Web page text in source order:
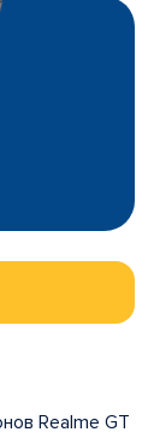
Realme GT